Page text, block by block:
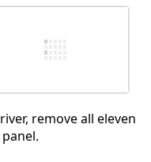
remove all eleven